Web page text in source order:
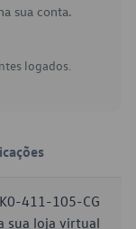
sua conta.
logados.
411-105-CG
sua loja virtual